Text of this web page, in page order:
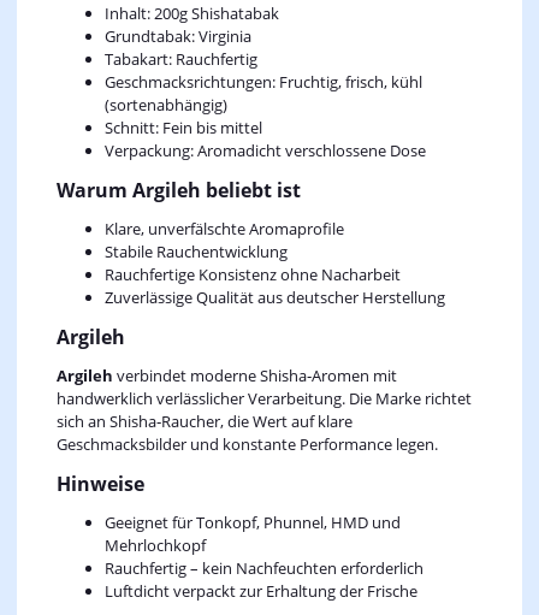
Inhalt: 200g Shishatabak
Grundtabak: Virginia
Tabakart: Rauchfertig
Geschmacksrichtungen: Fruchtig, frisch, kühl
(sortenabhängig)
Schnitt: Fein bis mittel
Verpackung: Aromadicht verschlossene Dose
Warum Argileh beliebt ist
Klare, unverfälschte Aromaprofile
Stabile Rauchentwicklung
Rauchfertige Konsistenz ohne Nacharbeit
Zuverlässige Qualität aus deutscher Herstellung
Argileh
Argileh verbindet moderne Shisha‑Aromen mit
handwerklich verlässlicher Verarbeitung. Die Marke richtet
sich an Shisha‑Raucher, die Wert auf klare
Geschmacksbilder und konstante Performance legen.
Hinweise
Geeignet für Tonkopf, Phunnel, HMD und
Mehrlochkopf
Rauchfertig – kein Nachfeuchten erforderlich
Luftdicht verpackt zur Erhaltung der Frische